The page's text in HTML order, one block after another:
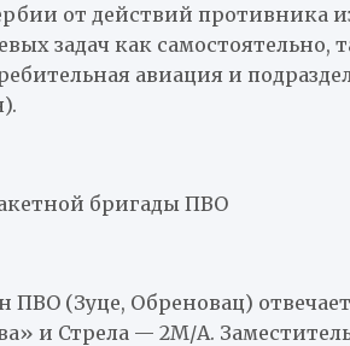
от действий противника
задач как самостоятельно,
авиация и
бригады ПВО
(Зуце, Обреновац)
и Стрела — 2М/A.